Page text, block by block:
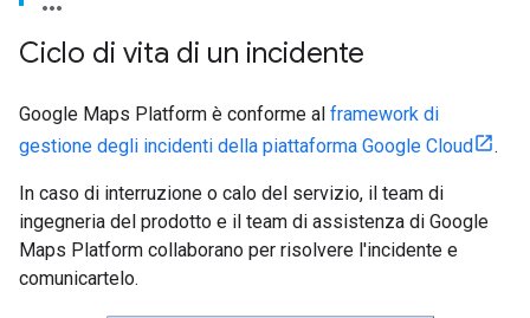
Ciclo di vita di un incidente
Google Maps Platform è conforme al framework di
gestione degli incidenti della piattaforma Google Cloud
.
In caso di interruzione o calo del servizio, il team di
ingegneria del prodotto e il team di assistenza di Google
Maps Platform collaborano per risolvere l'incidente e
comunicartelo.